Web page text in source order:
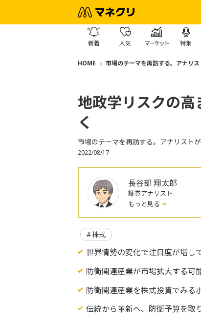
新着 人気 マーケット 特集
HOME 市場のテーマを再訪する。アナリ
地政学リスクの
く
市場のテーマを再訪する。アナリスト
2022/08/17
長谷部 翔太郎
証券アナリスト
もっと見る
株式
世界情勢の変化で注目度が増し
防衛関連産業が市場拡大する可
防衛関連産業を株式投資でみる
伝統から革新へ、防衛予算を取